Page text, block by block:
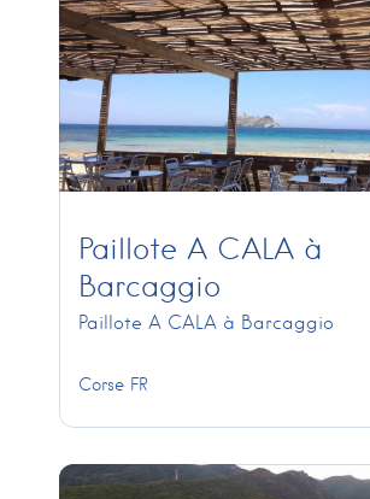
Paillote A CALA à
Barcaggio
Paillote A CALA à Barcaggio
Corse FR